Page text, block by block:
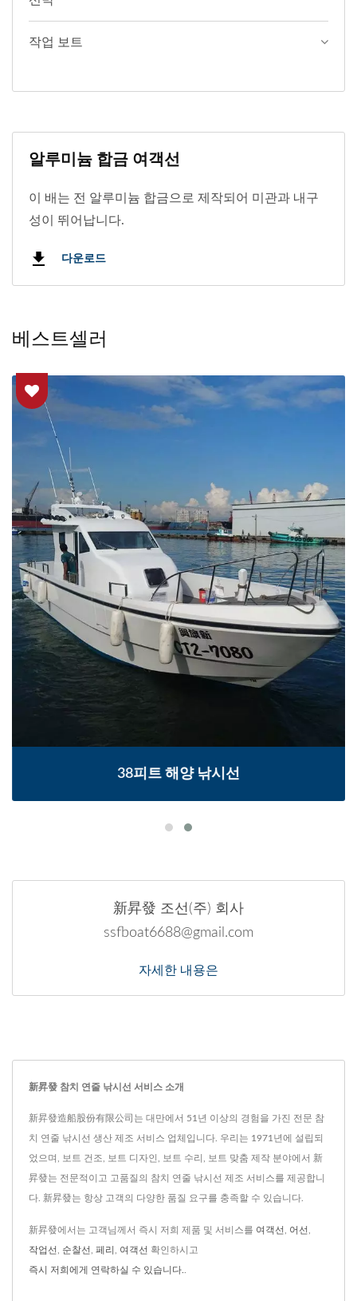
작업 보트
알루미늄 합금 여객선
이 배는 전 알루미늄 합금으로 제작되어 미관과 내구
성이 뛰어납니다.
다운로드
베스트셀러
38피트 해양 낚시선
新昇發 조선(주) 회사
ssfboat6688@gmail.com
자세한 내용은
新昇發 참치 연줄 낚시선 서비스 소개
新昇發造船股份有限公司는 대만에서 51년 이상의 경험을 가진 전문 참
치 연줄 낚시선 생산 제조 서비스 업체입니다. 우리는 1971년에 설립되
었으며, 보트 건조, 보트 디자인, 보트 수리, 보트 맞춤 제작 분야에서 新
昇發는 전문적이고 고품질의 참치 연줄 낚시선 제조 서비스를 제공합니
다. 新昇發는 항상 고객의 다양한 품질 요구를 충족할 수 있습니다.
新昇發에서는 고객님께서 즉시 저희 제품 및 서비스를 여객선 어선
작업선 순찰선 페리 여객선 확인하시고
즉시 저희에게 연락하실 수 있습니다.